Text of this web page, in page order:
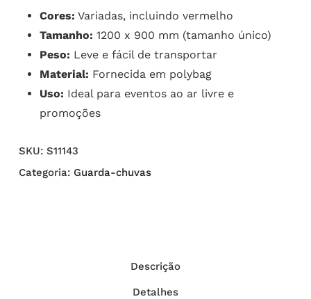
Cores: Variadas, incluindo vermelho
Tamanho: 1200 x 900 mm (tamanho único)
Peso: Leve e fácil de transportar
Material: Fornecida em polybag
Uso: Ideal para eventos ao ar livre e
promoções
SKU: S11143
Categoria: Guarda-chuvas
Descrição
Detalhes